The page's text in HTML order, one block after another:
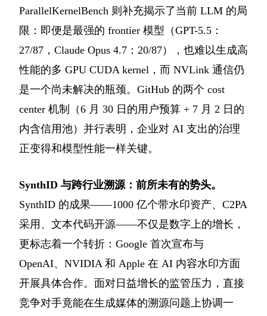
ParallelKernelBench 则补充揭示了当前 LLM 的局
限：即便是最强的 frontier 模型（GPT-5.5：
27/87，Claude Opus 4.7：20/87），也难以生成高
性能的多 GPU CUDA kernel，而 NVLink 通信仍
是一个尚未解决的瓶颈。GitHub 的两个 cost
center 机制（6 月 30 日的用户预算 + 7 月 2 日的
内含信用池）并行表明，企业对 AI 支出的治理
正变得和模型性能一样关键。
SynthID 与跨行业溯源：前所未有的势头。
SynthID 的成果——1000 亿个带水印资产、C2PA
采用、文本代码开源——不仅是数字上的增长，
更标志着一个转折：Google 首次宣布与
OpenAI、NVIDIA 和 Apple 在 AI 内容水印方面
开展具体合作。面对日益增长的监管压力，直接
竞争对手竟能在生成媒体的溯源问题上协调一